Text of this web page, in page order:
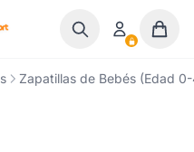
Zapatillas de Bebés (Edad